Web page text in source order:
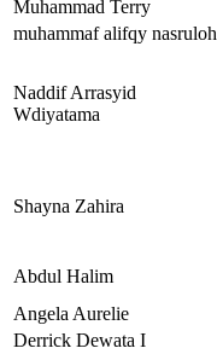
Muhammad Terry
muhammaf alifqy nasruloh
Naddif Arrasyid
Wdiyatama
Shayna Zahira
Abdul Halim
Angela Aurelie
Derrick Dewata I